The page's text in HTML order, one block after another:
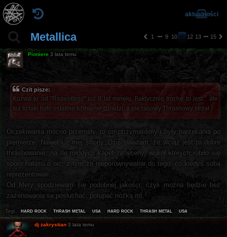
Metallica
o
d
a
1 9 10 11 12 13
15
a
st
p
aktualności
Pioniere 3 lata temu
Czit pisze:
Kuźwa to od "Repentless" już 8 lat minęło. Faktycznie trochę to jest... ale
też to taki było ostatnie tchnienie dziadzi, a nie rasowy Thrashowy strzał.
Oczekiwania mocno przerosły, to co otrzymaliśmy i były narzekania po
premierze. Nawet i z mej strony. Dziś uważam, że wciąż jest to dobre
thrashowanie, na tle młodych kapel ze sceny, wokół których robiło się
sporo hałasu o nic, z tym że nieporównywalne do tego, co kiedyś sobą
reprezentowali.
Od Mety spodziewam się podobnej jakości, czyli można będzie bez
zażenowania se posłuchać, potupać nóżką itd.
Tagi: hard rock thrash metal usa hard rock thrash metal usa
dj zakrystian 3 lata temu